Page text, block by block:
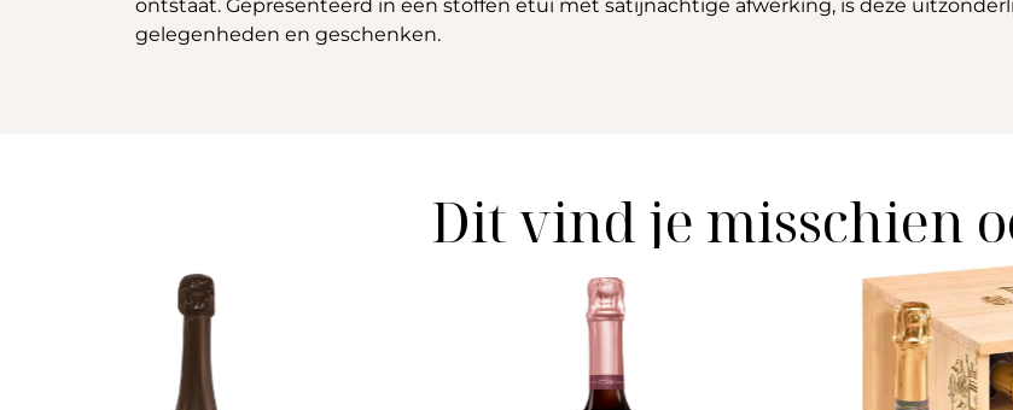
ontstaat. Gepresenteerd in een stoffen etui met satijnachtige afwerking, is deze
gelegenheden en geschenken.
Dit vind je misschien